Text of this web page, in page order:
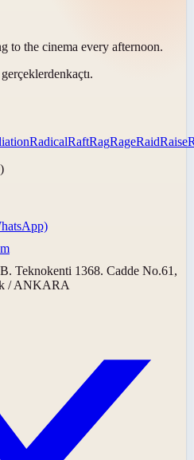
to the cinema every afternoon.
gerçeklerdenkaçtı.
RadicalRaftRagRageRaidRaise
Teknokenti 1368. Cadde No.61,
/ ANKARA